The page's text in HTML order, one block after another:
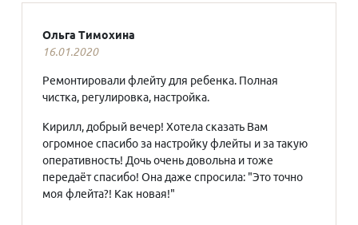
Ольга Тимохина
16.01.2020
Ремонтировали флейту для ребенка. Полная
чистка, регулировка, настройка.
Кирилл, добрый вечер! Хотела сказать Вам
огромное спасибо за настройку флейты и за такую
оперативность! Дочь очень довольна и тоже
передаёт спасибо! Она даже спросила: "Это точно
моя флейта?! Как новая!"